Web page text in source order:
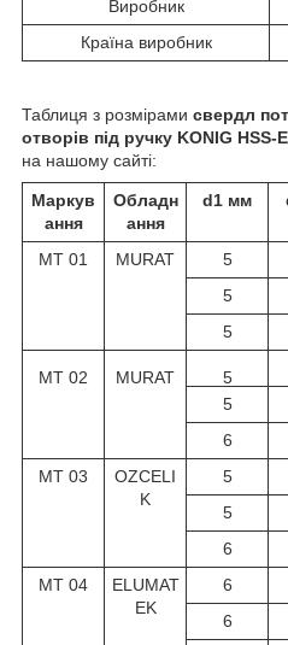
Виробник
Країна виробник
Таблиця з розмірами свердл
отворів під ручку KONIG HSS-E
на нашому сайті:
Маркув
ання
Обладн
ання
d1 мм
MT 01 MURAT 5
5
5
MT 02 MURAT 5
5
6
MT 03
OZCELI
K
5
5
6
MT 04
ELUMAT
EK
6
6